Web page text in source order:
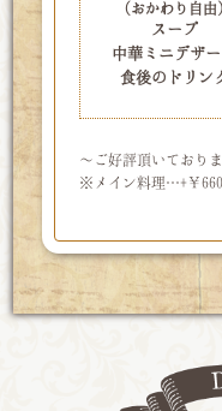
（おかわり自由
スープ
中華ミニデザー
食後のドリン
～ご好評頂いており
※メイン料理…+￥